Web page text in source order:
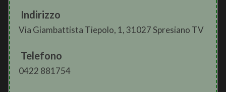
Indirizzo
Via Giambattista Tiepolo, 1, 31027 Spresiano TV
Telefono
0422 881754